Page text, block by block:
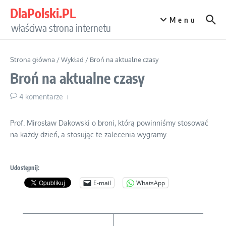
DlaPolski.PL
właściwa strona internetu
Menu
Strona główna /Wykład / Broń na aktualne czasy
Broń na aktualne czasy
4 komentarze
Prof. Mirosław Dakowski o broni, którą powinniśmy stosować
na każdy dzień, a stosując te zalecenia wygramy.
Udostępnij:
E-mail WhatsApp